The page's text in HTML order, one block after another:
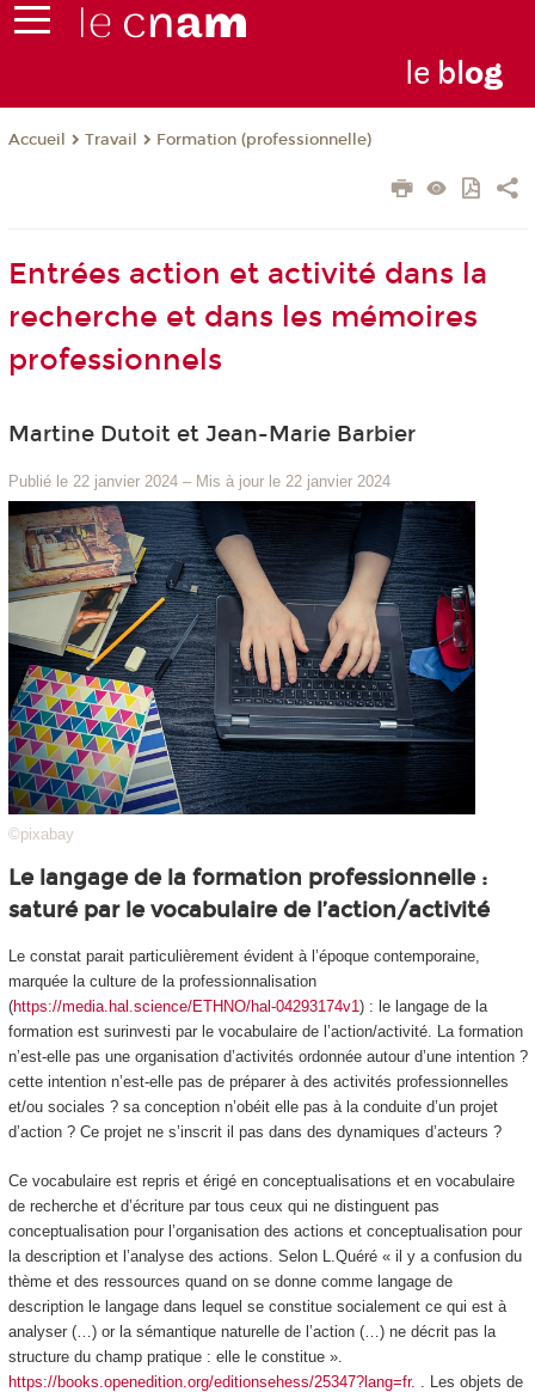
le blog
Accueil Travail Formation (professionnelle)
Entrées action et activité dans la
recherche et dans les mémoires
professionnels
Martine Dutoit et Jean-Marie Barbier
Publié le 22 janvier 2024 – Mis à jour le 22 janvier 2024
©pixabay
Le langage de la formation professionnelle :
saturé par le vocabulaire de l’action/activité
Le constat parait particulièrement évident à l’époque contemporaine,
marquée la culture de la professionnalisation
(https://media.hal.science/ETHNO/hal-04293174v1) : le langage de la
formation est surinvesti par le vocabulaire de l’action/activité. La formation
n’est-elle pas une organisation d’activités ordonnée autour d’une intention ?
cette intention n’est-elle pas de préparer à des activités professionnelles
et/ou sociales ?sa conception n’obéit elle pas à la conduite d’un projet
d’action ?Ce projet ne s’inscrit il pas dans des dynamiques d’acteurs ?
Ce vocabulaire est repris et érigé en conceptualisations et en vocabulaire
de recherche et d’écriture par tous ceux qui ne distinguent pas
conceptualisation pour l’organisationdes actions et conceptualisation pour
la description et l’analysedes actions. Selon L.Quéré « il y a confusion du
thème et des ressources quand on se donne comme langage de
description le langage dans lequel se constitue socialement ce qui est à
analyser (…) or la sémantique naturelle de l’action (…) ne décrit pas la
structure du champ pratique : elle le constitue ».
https://books.openedition.org/editionsehess/25347?lang=fr. . Les objets de